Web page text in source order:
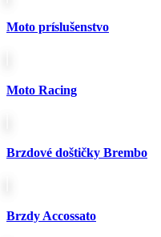
Moto príslušenstvo
Moto Racing
Brzdové doštičky Brembo
Brzdy Accossato